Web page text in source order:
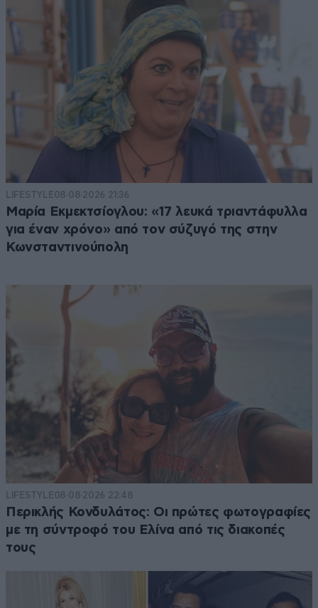
LIFESTYLE08·08·2026 21:36
Μαρία Εκμεκτσίογλου: «17 λευκά τριαντάφυλλα
για έναν χρόνο» από τον σύζυγό της στην
Κωνσταντινούπολη
LIFESTYLE08·08·2026 22:48
Περικλής Κονδυλάτος: Οι πρώτες φωτογραφίες
με τη σύντροφό του Ελίνα από τις διακοπές
τους